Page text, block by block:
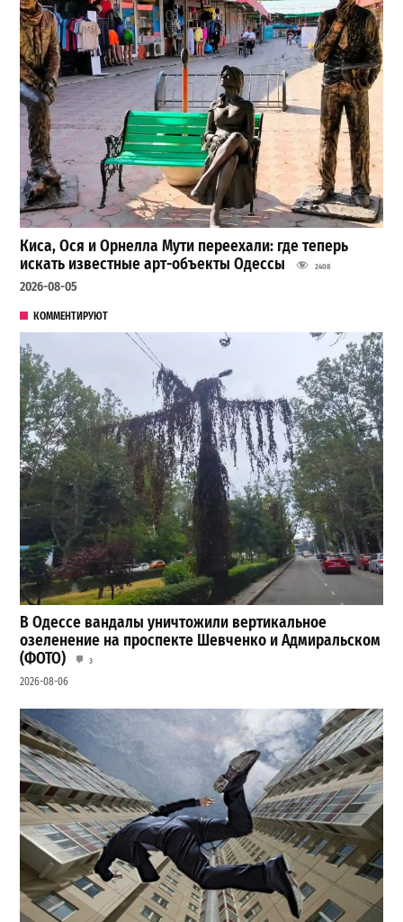
Киса, Ося и Орнелла Мути переехали: где теперь
искать известные арт-объекты Одессы
2408
2026-08-05
КОММЕНТИРУЮТ
В Одессе вандалы уничтожили вертикальное
озеленение на проспекте Шевченко и Адмиральском
(ФОТО)
3
2026-08-06